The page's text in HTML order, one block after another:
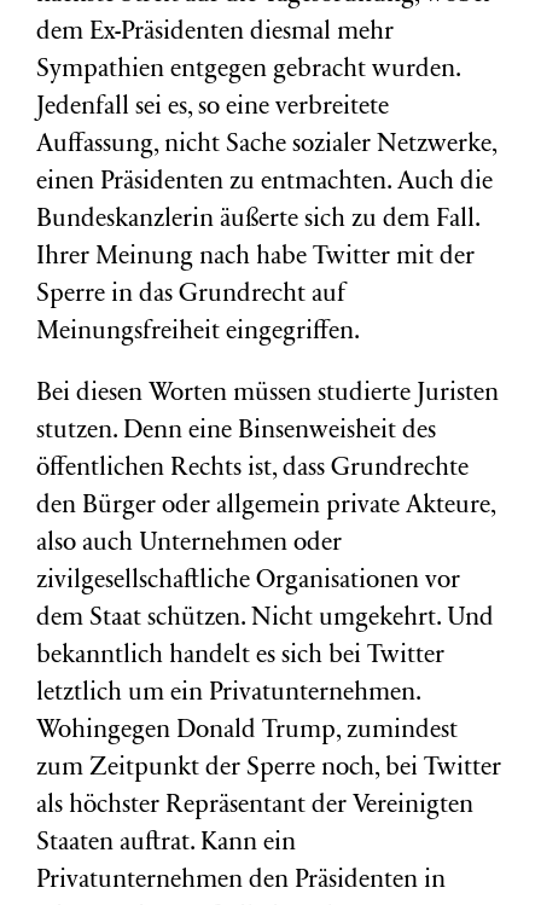
dem Ex-Präsidenten diesmal mehr
Sympathien entgegen gebracht wurden.
Jedenfall sei es, so eine verbreitete
Auffassung, nicht Sache sozialer Netzwerke,
einen Präsidenten zu entmachten. Auch die
Bundeskanzlerin äußerte sich zu dem Fall.
Ihrer Meinung nach habe Twitter mit der
Sperre in das Grundrecht auf
Meinungsfreiheit eingegriffen.
Bei diesen Worten müssen studierte Juristen
stutzen. Denn eine Binsenweisheit des
öffentlichen Rechts ist, dass Grundrechte
den Bürger oder allgemein private Akteure,
also auch Unternehmen oder
zivilgesellschaftliche Organisationen vor
dem Staat schützen. Nicht umgekehrt. Und
bekanntlich handelt es sich bei Twitter
letztlich um ein Privatunternehmen.
Wohingegen Donald Trump, zumindest
zum Zeitpunkt der Sperre noch, bei Twitter
als höchster Repräsentant der Vereinigten
Staaten auftrat. Kann ein
Privatunternehmen den Präsidenten in